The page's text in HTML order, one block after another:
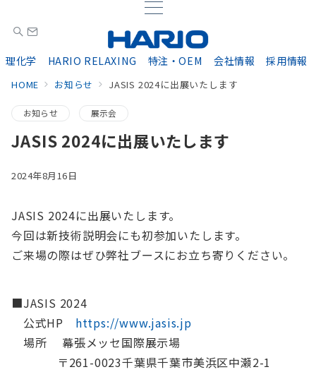
理化学 HARIO RELAXING 特注・OEM 会社情報 採用情報
HOME お知らせ JASIS 2024に出展いたします
お知らせ 展示会
JASIS 2024に出展いたします
2024年8月16日
JASIS 2024に出展いたします。
今回は新技術説明会にも初参加いたします。
ご来場の際はぜひ弊社ブースにお立ち寄りください。
■JASIS 2024
公式HP https://www.jasis.jp
場所 幕張メッセ国際展示場
〒261-0023千葉県千葉市美浜区中瀬2-1